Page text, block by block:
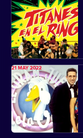
21 MAY 2022